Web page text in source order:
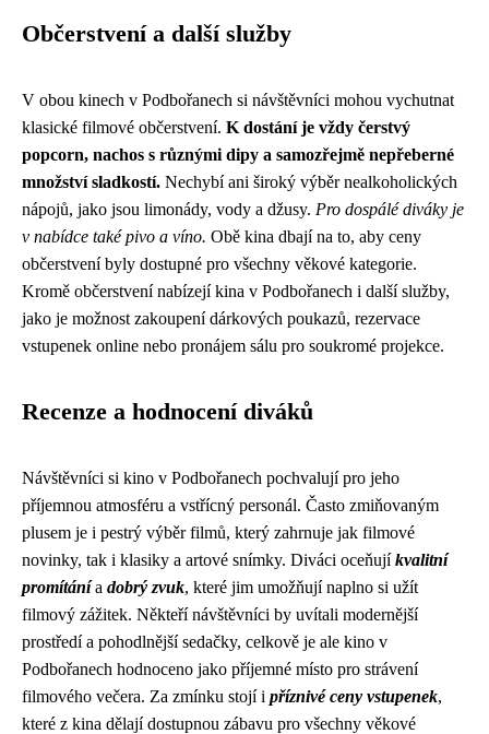
Občerstvení a další služby
V obou kinech v Podbořanech si návštěvníci mohou vychutnat
klasické filmové občerstvení. K dostání je vždy čerstvý
popcorn, nachos s různými dipy a samozřejmě nepřeberné
množství sladkostí. Nechybí ani široký výběr nealkoholických
nápojů, jako jsou limonády, vody a džusy. Pro dospálé diváky je
v nabídce také pivo a víno. Obě kina dbají na to, aby ceny
občerstvení byly dostupné pro všechny věkové kategorie.
Kromě občerstvení nabízejí kina v Podbořanech i další služby,
jako je možnost zakoupení dárkových poukazů, rezervace
vstupenek online nebo pronájem sálu pro soukromé projekce.
Recenze a hodnocení diváků
Návštěvníci si kino v Podbořanech pochvalují pro jeho
příjemnou atmosféru a vstřícný personál. Často zmiňovaným
plusem je i pestrý výběr filmů, který zahrnuje jak filmové
novinky, tak i klasiky a artové snímky. Diváci oceňujíkvalitní
promítánía dobrý zvuk, které jim umožňují naplno si užít
filmový zážitek. Někteří návštěvníci by uvítali modernější
prostředí a pohodlnější sedačky, celkově je ale kino v
Podbořanech hodnoceno jako příjemné místo pro strávení
filmového večera. Za zmínku stojí i příznivé ceny vstupenek,
které z kina dělají dostupnou zábavu pro všechny věkové